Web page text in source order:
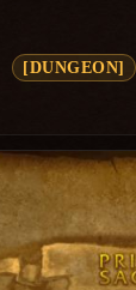
[DUNGEON]